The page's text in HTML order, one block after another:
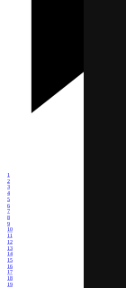
1
2
3
4
5
6
7
8
9
10
11
12
13
14
15
16
17
18
19